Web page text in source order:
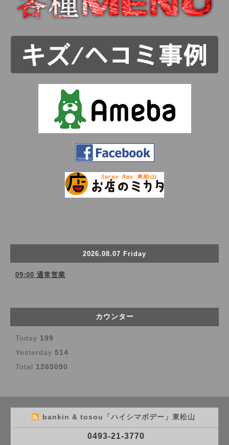
2026.08.07 Friday
09:00 通常営業
カウンター
Today 199
Yesterday 514
Total 1265090
bankin & tosou「ハイシマボデー」東松山
0493-21-3770